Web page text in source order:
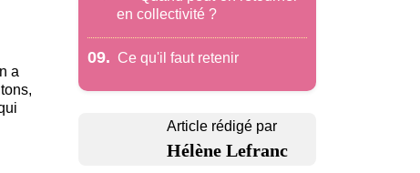
a
en collectivité ?
09. Ce qu'il faut retenir
Article rédigé par
Hélène Lefranc